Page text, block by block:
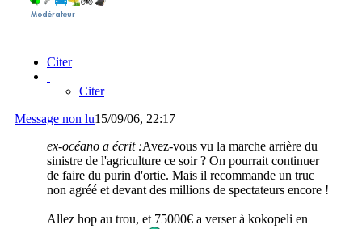
Citer
Citer
Message non lu15/09/06, 22:17
ex-océano a écrit :Avez-vous vu la marche arrière du
sinistre de l'agriculture ce soir ? On pourrait continuer
de faire du purin d'ortie. Mais il recommande un truc
non agréé et devant des millions de spectateurs encore !
Allez hop au trou, et 75000€ a verser à kokopeli en